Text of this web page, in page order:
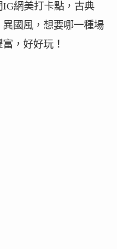
網美打卡點，古典
國風，想要哪一種場
，好好玩！